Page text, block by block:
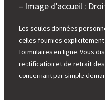
– Image d’accueil :
Les seules données
celles fournies
formulaires en ligne. Vous
rectification et de retrait
concernant par simple